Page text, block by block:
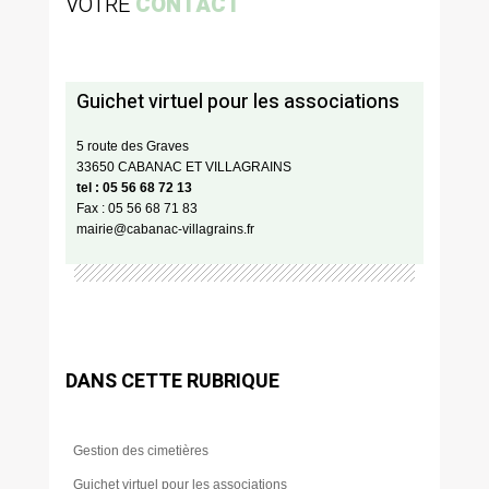
Guichet virtuel pour les associations
5 route des Graves
33650 CABANAC ET VILLAGRAINS
tel : 05 56 68 72 13
Fax : 05 56 68 71 83
mairie@cabanac-villagrains.fr
DANS CETTE RUBRIQUE
Gestion des cimetières
Guichet virtuel pour les associations